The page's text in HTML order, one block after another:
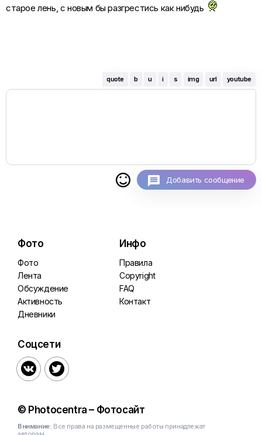
старое лень, с новым бы разгрестись как нибудь
quote b u i s img url youtube
 Добавить сообщение
Фото
Фото
Лента
Обсуждение
Активность
Дневники
Инфо
Правила
Copyright
FAQ
Контакт
Соцсети
 
© Photocentra – Фотосайт
Внимание: Все права на размещенные работы принадлежат